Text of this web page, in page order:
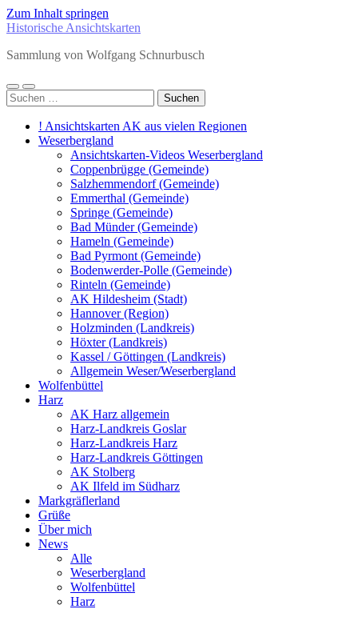
Zum Inhalt springen
Historische Ansichtskarten
Sammlung von Wolfgang Schnurbusch
Mobile-
Menü
Suchfeld
ein-/ausblenden
Suchen
nach:
! Ansichtskarten AK aus vielen Regionen
Weserbergland
Ansichtskarten-Videos Weserbergland
Coppenbrügge (Gemeinde)
Salzhemmendorf (Gemeinde)
Emmerthal (Gemeinde)
Springe (Gemeinde)
Bad Münder (Gemeinde)
Hameln (Gemeinde)
Bad Pyrmont (Gemeinde)
Bodenwerder-Polle (Gemeinde)
Rinteln (Gemeinde)
AK Hildesheim (Stadt)
Hannover (Region)
Holzminden (Landkreis)
Höxter (Landkreis)
Kassel / Göttingen (Landkreis)
Allgemein Weser/Weserbergland
Wolfenbüttel
Harz
AK Harz allgemein
Harz-Landkreis Goslar
Harz-Landkreis Harz
Harz-Landkreis Göttingen
AK Stolberg
AK Ilfeld im Südharz
Markgräflerland
Grüße
Über mich
News
Alle
Weserbergland
Wolfenbüttel
Harz